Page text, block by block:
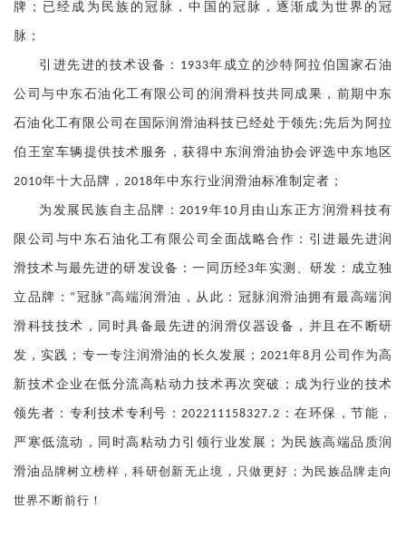
牌；已经成为民族的冠脉，中国的冠脉，逐渐成为世界的冠
脉；
引进先进的技术设备：1933年成立的沙特阿拉伯国家石油
公司与中东石油化工有限公司的润滑科技共同成果，前期中东
石油化工有限公司在国际润滑油科技已经处于领先;先后为阿拉
伯王室车辆提供技术服务，获得中东润滑油协会评选中东地区
2010年十大品牌，2018年中东行业润滑油标准制定者；
为发展民族自主品牌：2019年10月由山东正方润滑科技有
限公司与中东石油化工有限公司全面战略合作：引进最先进润
滑技术与最先进的研发设备：一同历经3年实测、研发：成立独
立品牌：“冠脉”高端润滑油，从此：冠脉润滑油拥有最高端润
滑科技技术，同时具备最先进的润滑仪器设备，并且在不断研
发，实践；专一专注润滑油的长久发展；2021年8月公司作为高
新技术企业在低分流高粘动力技术再次突破；成为行业的技术
领先者：专利技术专利号：202211158327.2：在环保，节能，
严寒低流动，同时高粘动力引领行业发展；为民族高端品质润
滑油 品牌树立榜样，科研创新无止境，只做更好；为民族品牌走向
世界不断前行！